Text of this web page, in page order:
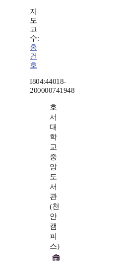
지
도
교
수:
홍
건
호
I804:44018-
200000741948
호
서
대
학
교
중
앙
도
서
관
(천
안
캠
퍼
스)